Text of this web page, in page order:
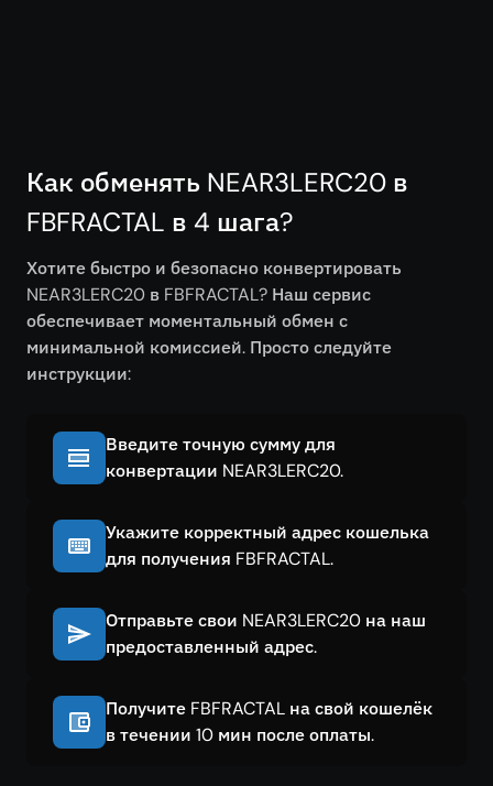
Как обменять NEAR3LERC20 в
FBFRACTAL в 4 шага?
Хотите быстро и безопасно конвертировать
NEAR3LERC20 в FBFRACTAL? Наш сервис
обеспечивает моментальный обмен с
минимальной комиссией. Просто следуйте
инструкции:
Введите точную сумму для
конвертации NEAR3LERC20.
Укажите корректный адрес кошелька
для получения FBFRACTAL.
Отправьте свои NEAR3LERC20 на наш
предоставленный адрес.
Получите FBFRACTAL на свой кошелёк
в течении 10 мин после оплаты.